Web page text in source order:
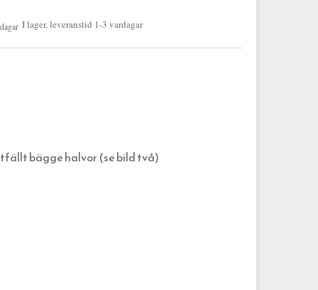
I lager, leveranstid 1-3 vardagar
bägge halvor (se bild två)